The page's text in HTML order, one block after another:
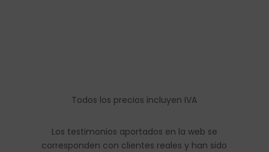
Todos los precios incluyen IVA
Los testimonios aportados en la web se
corresponden con clientes reales y han sido